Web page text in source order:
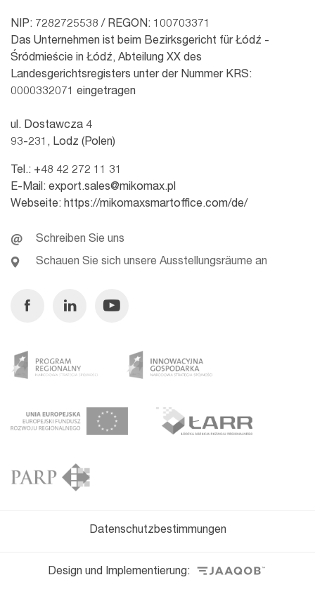
NIP: 7282725538 / REGON: 100703371
Das Unternehmen ist beim Bezirksgericht für Łódź -
Śródmieście in Łódź, Abteilung XX des
Landesgerichtsregisters unter der Nummer KRS:
0000332071 eingetragen
ul. Dostawcza 4
93-231, Lodz (Polen)
Tel.: +48 42 272 11 31
E-Mail: export.sales@mikomax.pl
Webseite: https://mikomaxsmartoffice.com/de/
Schreiben Sie uns
Schauen Sie sich unsere Ausstellungsräume an
FacebookLinkedinYoutube
Datenschutzbestimmungen
Design und Implementierung: